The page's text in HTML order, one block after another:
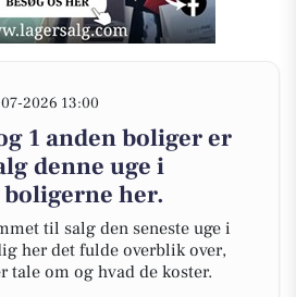
2026 13:00
1 anden boliger er
denne uge i
her.
til salg den seneste uge i
her det fulde overblik over,
tale om og hvad de koster.